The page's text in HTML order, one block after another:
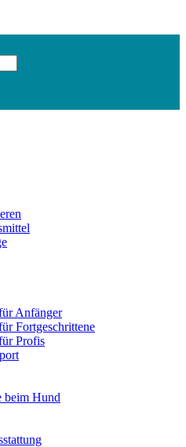
Anfänger
Fortgeschrittene
Profis
beim Hund